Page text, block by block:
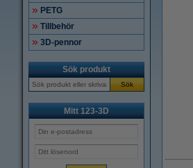
PETG
Tillbehör
3D-pennor
Sök produkt
Sök
Mitt 123-3D